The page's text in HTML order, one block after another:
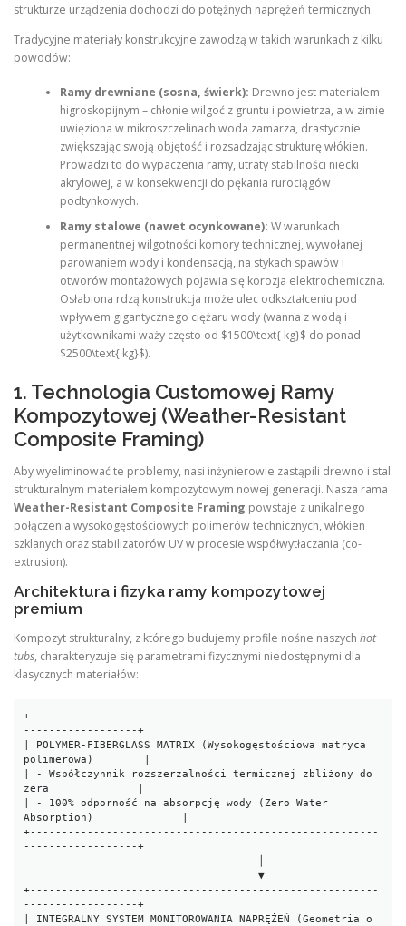
strukturze urządzenia dochodzi do potężnych naprężeń termicznych.
Tradycyjne materiały konstrukcyjne zawodzą w takich warunkach z kilku
powodów:
Ramy drewniane (sosna, świerk): Drewno jest materiałem
higroskopijnym – chłonie wilgoć z gruntu i powietrza, a w zimie
uwięziona w mikroszczelinach woda zamarza, drastycznie
zwiększając swoją objętość i rozsadzając strukturę włókien.
Prowadzi to do wypaczenia ramy, utraty stabilności niecki
akrylowej, a w konsekwencji do pękania rurociągów
podtynkowych.
Ramy stalowe (nawet ocynkowane): W warunkach
permanentnej wilgotności komory technicznej, wywołanej
parowaniem wody i kondensacją, na stykach spawów i
otworów montażowych pojawia się korozja elektrochemiczna.
Osłabiona rdzą konstrukcja może ulec odkształceniu pod
wpływem gigantycznego ciężaru wody (wanna z wodą i
użytkownikami waży często od $1500\text{ kg}$ do ponad
$2500\text{ kg}$).
1. Technologia Customowej Ramy
Kompozytowej (Weather-Resistant
Composite Framing)
Aby wyeliminować te problemy, nasi inżynierowie zastąpili drewno i stal
strukturalnym materiałem kompozytowym nowej generacji. Nasza rama
Weather-Resistant Composite Framing powstaje z unikalnego
połączenia wysokogęstościowych polimerów technicznych, włókien
szklanych oraz stabilizatorów UV w procesie współwytłaczania (co-
extrusion).
Architektura i fizyka ramy kompozytowej
premium
Kompozyt strukturalny, z którego budujemy profile nośne naszych hot
tubs, charakteryzuje się parametrami fizycznymi niedostępnymi dla
klasycznych materiałów:
+-------------------------------------------------------
------------------+
| POLYMER-FIBERGLASS MATRIX (Wysokogęstościowa matryca
polimerowa)        |
| - Współczynnik rozszerzalności termicznej zbliżony do
zera              |
| - 100% odporność na absorpcję wody (Zero Water
Absorption)              |
+-------------------------------------------------------
------------------+
                                     ▼
+-------------------------------------------------------
------------------+
| INTEGRALNY SYSTEM MONITOROWANIA NAPRĘŻEŃ (Geometria o